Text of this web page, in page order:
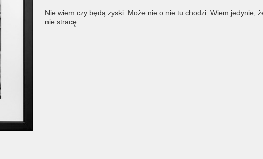
Nie wiem czy będą zyski. Może nie o nie tu chodzi. Wiem jedynie,
nie stracę.